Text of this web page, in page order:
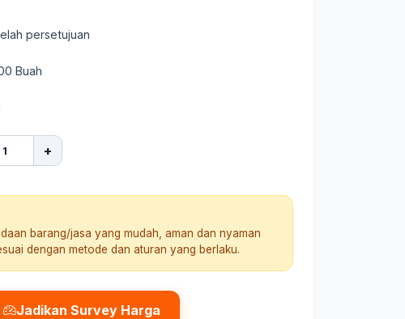
persetujuan
Buah
+
barang/jasa yang mudah, aman dan nyaman
dengan metode dan aturan yang berlaku.
Jadikan Survey Harga